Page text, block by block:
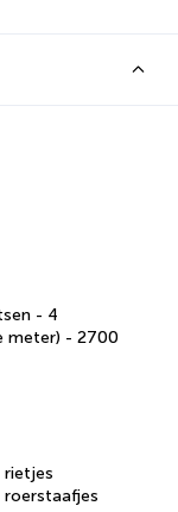
- 4
meter) - 2700
rietjes